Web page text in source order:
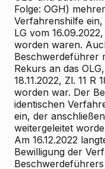
Folge: OGH)
Verfahrenshilfe ein,
LG vom
worden waren.
Beschwerdeführer
Rekurs an das
18.11.2022, Zl. 11
worden war. Der
identischen
ein, der
weitergeleitet
Am 16.12.2022
Bewilligung der